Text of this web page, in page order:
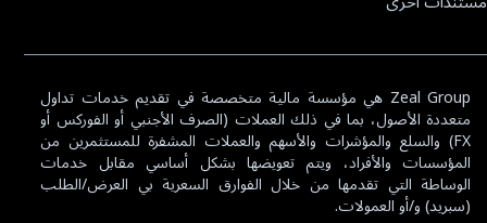
Zeal Group هي مؤسسة مالية متخصصة في تقديم خدمات تداول
متعددة الأصول، بما في ذلك العملات (الصرف الأجنبي أو الفوركس أو
FX) والسلع والمؤشرات والأسهم والعملات المشفرة للمستثمرين من
المؤسسات والأفراد، ويتم تعويضها بشكل أساسي مقابل خدمات
الوساطة التي تقدمها من خلال الفوارق السعرية بي العرض/الطلب
(سبريد) و/أو العمولات.